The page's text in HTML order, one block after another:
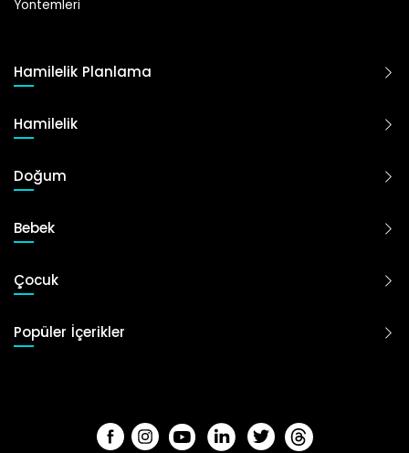
Hamilelik Planlama
Hamilelik
Doğum
Bebek
Çocuk
Popüler İçerikler